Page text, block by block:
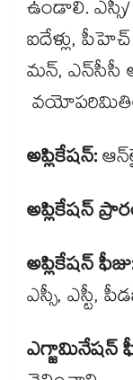
ఉండాలి. ఎస్సీ/
ఐదేళ్లు, పీహెచ్
మన్, ఎన్​సీసీ
అప్లికేషన్:
అప్లికేషన్
అప్లికేషన్
ఎస్సీ, ఎస్టీ,
ఎగ్జామినేషన్